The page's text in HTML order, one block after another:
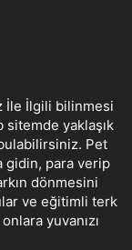
İle İlgili bilinmesi
yaklaşık
Pet
gidin, para verip
dönmesini
ve eğitimli terk
yuvanızı